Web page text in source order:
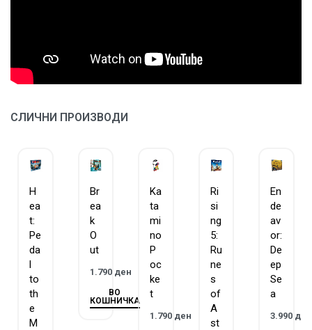
СЛИЧНИ ПРОИЗВОДИ
H
ea
t:
Pe
da
l
to
th
e
M
Br
ea
k
O
ut
1.790 ден
ВО
КОШНИЧКА
Ka
ta
mi
no
P
oc
ke
t
1.790 ден
Ri
si
ng
5:
Ru
ne
s
of
A
st
En
de
av
or:
De
ep
Se
a
3.990 ден